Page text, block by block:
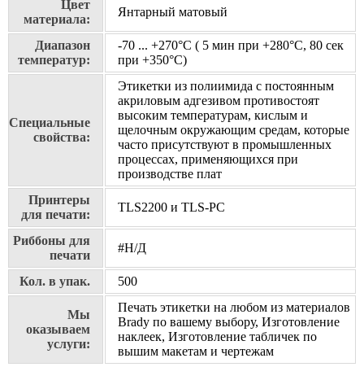
Цвет
материала:
Янтарный матовый
Диапазон
температур:
-70 ... +270°С ( 5 мин при +280°С, 80 сек
при +350°С)
Специальные
свойства:
Этикетки из полиимида с постоянным
акриловым адгезивом противостоят
высоким температурам, кислым и
щелочным окружающим средам, которые
часто присутствуют в промышленных
процессах, применяющихся при
производстве плат
Принтеры
для печати:
TLS2200 и TLS-PC
Риббоны для
печати
#Н/Д
Кол. в упак. 500
Мы
оказываем
услуги:
Печать этикетки на любом из материалов
Brady по вашему выбору, Изготовление
наклеек, Изготовление табличек по
вышим макетам и чертежам